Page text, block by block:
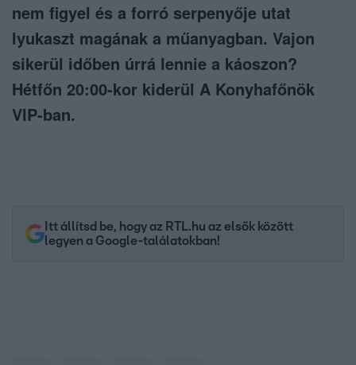
nem figyel és a forró serpenyője utat
lyukaszt magának a műanyagban. Vajon
sikerül időben úrrá lennie a káoszon?
Hétfőn 20:00-kor kiderül A Konyhafőnök
VIP-ban.
Itt állítsd be, hogy az RTL.hu az elsők között
legyen a Google-találatokban!